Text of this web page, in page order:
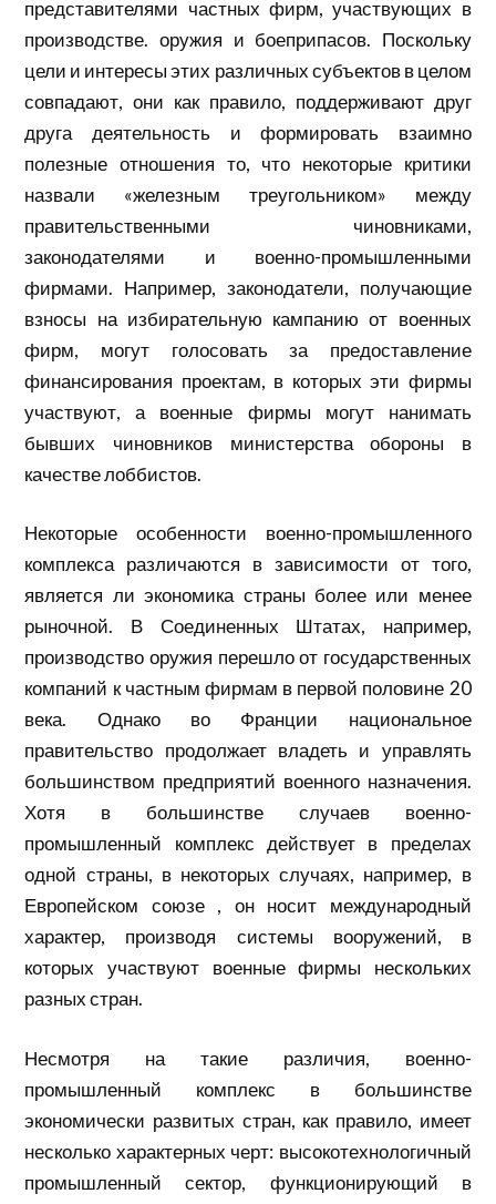
представителями частных фирм, участвующих в
производстве. оружия и боеприпасов. Поскольку
цели и интересы этих различных субъектов в целом
совпадают, они как правило, поддерживают друг
друга деятельность и формировать взаимно
полезные отношения то, что некоторые критики
назвали «железным треугольником» между
правительственными чиновниками,
законодателями и военно-промышленными
фирмами. Например, законодатели, получающие
взносы на избирательную кампанию от военных
фирм, могут голосовать за предоставление
финансирования проектам, в которых эти фирмы
участвуют, а военные фирмы могут нанимать
бывших чиновников министерства обороны в
качестве лоббистов.
Некоторые особенности военно-промышленного
комплекса различаются в зависимости от того,
является ли экономика страны более или менее
рыночной. В Соединенных Штатах, например,
производство оружия перешло от государственных
компаний к частным фирмам в первой половине 20
века. Однако во Франции национальное
правительство продолжает владеть и управлять
большинством предприятий военного назначения.
Хотя в большинстве случаев военно-
промышленный комплекс действует в пределах
одной страны, в некоторых случаях, например, в
Европейском союзе , он носит международный
характер, производя системы вооружений, в
которых участвуют военные фирмы нескольких
разных стран.
Несмотря на такие различия, военно-
промышленный комплекс в большинстве
экономически развитых стран, как правило, имеет
несколько характерных черт: высокотехнологичный
промышленный сектор, функционирующий в